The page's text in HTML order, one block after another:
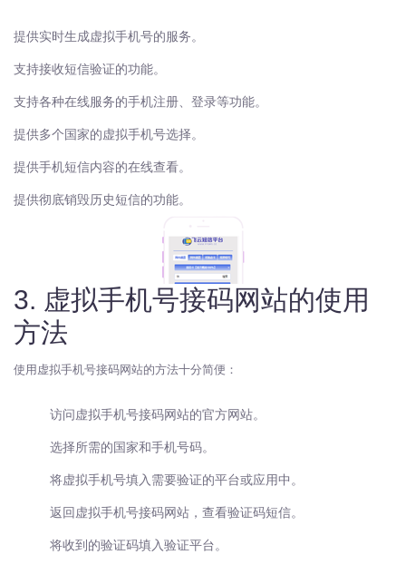
提供实时生成虚拟手机号的服务。
支持接收短信验证的功能。
支持各种在线服务的手机注册、登录等功能。
提供多个国家的虚拟手机号选择。
提供手机短信内容的在线查看。
提供彻底销毁历史短信的功能。
3. 虚拟手机号接码网站的使用
方法
使用虚拟手机号接码网站的方法十分简便：
访问虚拟手机号接码网站的官方网站。
选择所需的国家和手机号码。
将虚拟手机号填入需要验证的平台或应用中。
返回虚拟手机号接码网站，查看验证码短信。
将收到的验证码填入验证平台。